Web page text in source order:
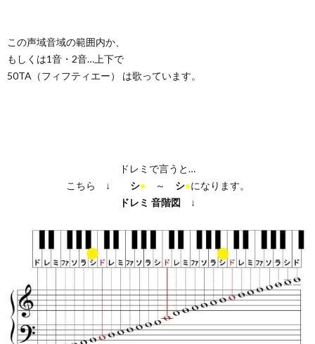
この声域音域の範囲内か、
もしくは1音・2音…上下で
50TA（フィフティエー） は歌っています。
ドレミで言うと…
こちら ↓ シ●～ シ●になります。
ドレミ 音階図 ↓